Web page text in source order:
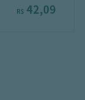
R$ 42,09